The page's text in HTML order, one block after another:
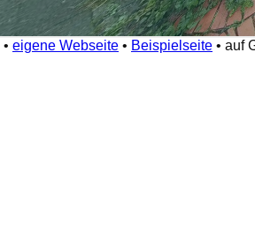
• eigene Webseite • Beispielseite • auf